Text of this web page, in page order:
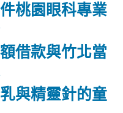
桃園眼科專業
借款與竹北當
與精靈針的童